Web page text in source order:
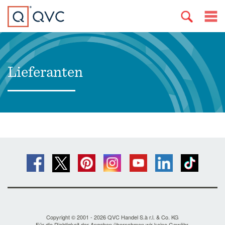
Lieferanten
Copyright © 2001 - 2026 QVC Handel S.à r.l. & Co. KG